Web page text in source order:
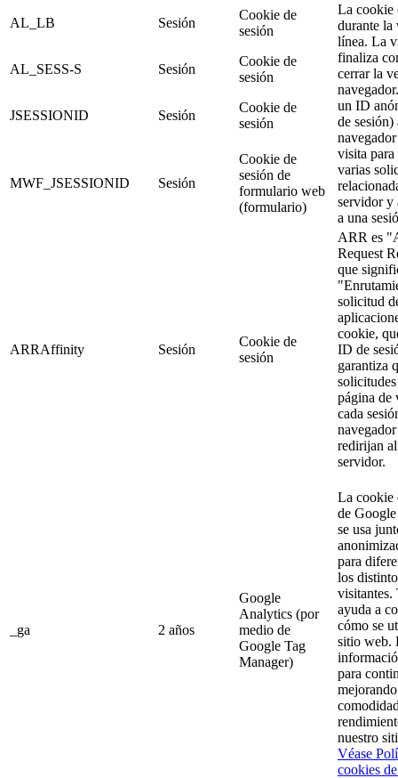
AL_LB Sesión
Cookie de
sesión
La cookie
durante la
línea. La
finaliza
cerrar la
un ID
de sesión)
visita
varias
servidor y
a una
AL_SESS-S Sesión
Cookie de
sesión
JSESSIONID Sesión
Cookie de
sesión
MWF_JSESSIONID Sesión
Cookie de
sesión de
formulario web
(formulario)
ARRAffinity Sesión
Cookie de
sesión
ARR es
Request
que
solicitud
cookie,
ID de
garantiza
página de
cada
navegador
redirijan
servidor.
_ga 2 años
Google
Analytics (por
medio de
Google Tag
Manager)
La cookie
de
se usa
para
los
visitantes.
ayuda a
cómo se
sitio web.
para
nuestro
Véase
cookies